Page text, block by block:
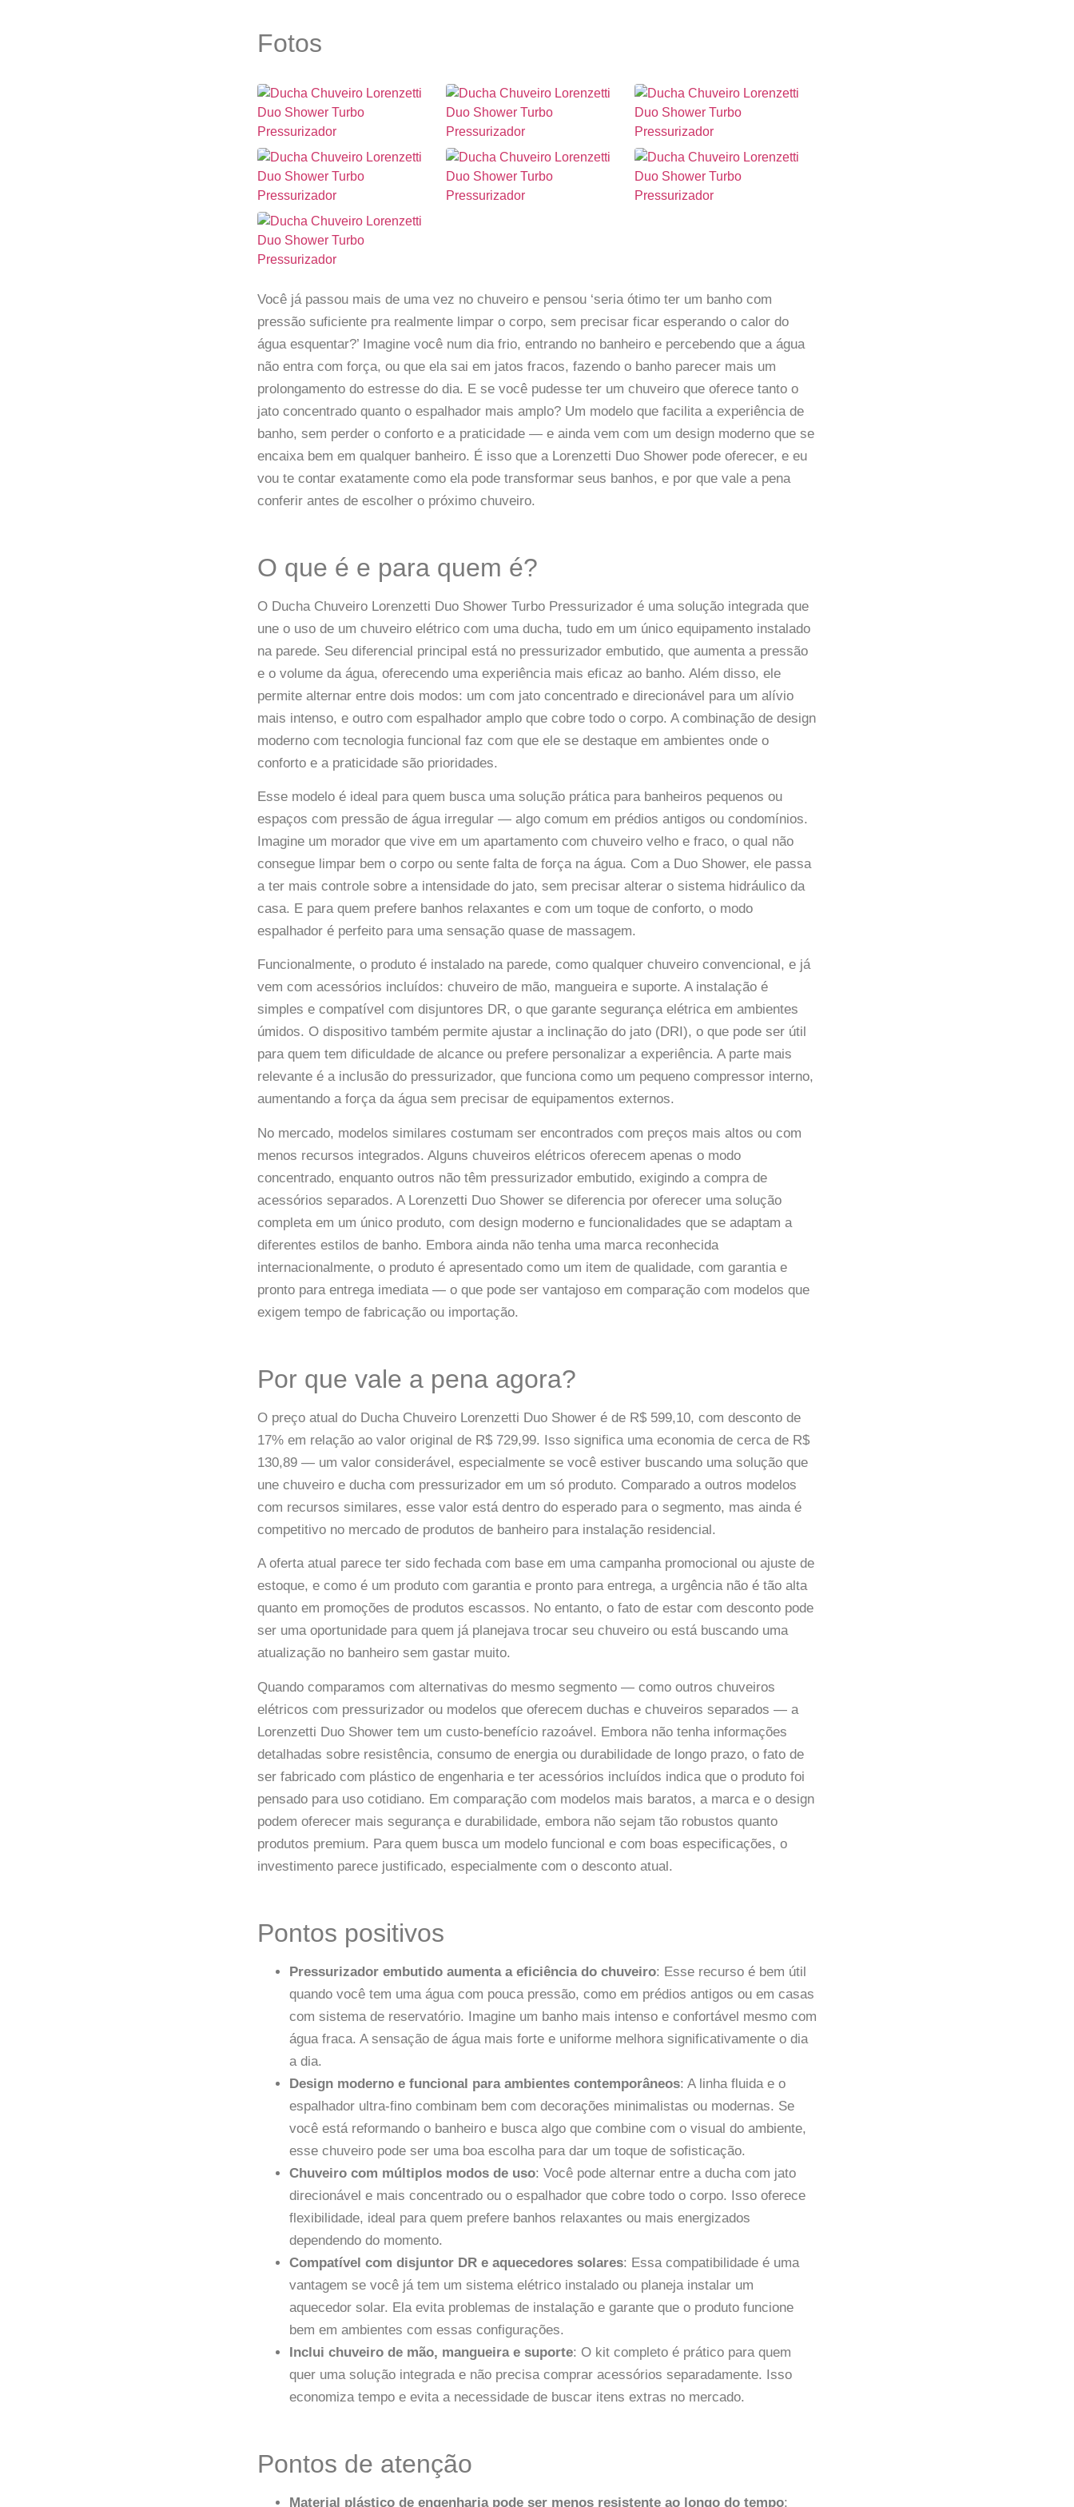
Fotos
Você já passou mais de uma vez no chuveiro e pensou ‘seria ótimo ter um banho com
pressão suficiente pra realmente limpar o corpo, sem precisar ficar esperando o calor do
água esquentar?’ Imagine você num dia frio, entrando no banheiro e percebendo que a água
não entra com força, ou que ela sai em jatos fracos, fazendo o banho parecer mais um
prolongamento do estresse do dia. E se você pudesse ter um chuveiro que oferece tanto o
jato concentrado quanto o espalhador mais amplo? Um modelo que facilita a experiência de
banho, sem perder o conforto e a praticidade — e ainda vem com um design moderno que se
encaixa bem em qualquer banheiro. É isso que a Lorenzetti Duo Shower pode oferecer, e eu
vou te contar exatamente como ela pode transformar seus banhos, e por que vale a pena
conferir antes de escolher o próximo chuveiro.
O que é e para quem é?
O Ducha Chuveiro Lorenzetti Duo Shower Turbo Pressurizador é uma solução integrada que
une o uso de um chuveiro elétrico com uma ducha, tudo em um único equipamento instalado
na parede. Seu diferencial principal está no pressurizador embutido, que aumenta a pressão
e o volume da água, oferecendo uma experiência mais eficaz ao banho. Além disso, ele
permite alternar entre dois modos: um com jato concentrado e direcionável para um alívio
mais intenso, e outro com espalhador amplo que cobre todo o corpo. A combinação de design
moderno com tecnologia funcional faz com que ele se destaque em ambientes onde o
conforto e a praticidade são prioridades.
Esse modelo é ideal para quem busca uma solução prática para banheiros pequenos ou
espaços com pressão de água irregular — algo comum em prédios antigos ou condomínios.
Imagine um morador que vive em um apartamento com chuveiro velho e fraco, o qual não
consegue limpar bem o corpo ou sente falta de força na água. Com a Duo Shower, ele passa
a ter mais controle sobre a intensidade do jato, sem precisar alterar o sistema hidráulico da
casa. E para quem prefere banhos relaxantes e com um toque de conforto, o modo
espalhador é perfeito para uma sensação quase de massagem.
Funcionalmente, o produto é instalado na parede, como qualquer chuveiro convencional, e já
vem com acessórios incluídos: chuveiro de mão, mangueira e suporte. A instalação é
simples e compatível com disjuntores DR, o que garante segurança elétrica em ambientes
úmidos. O dispositivo também permite ajustar a inclinação do jato (DRI), o que pode ser útil
para quem tem dificuldade de alcance ou prefere personalizar a experiência. A parte mais
relevante é a inclusão do pressurizador, que funciona como um pequeno compressor interno,
aumentando a força da água sem precisar de equipamentos externos.
No mercado, modelos similares costumam ser encontrados com preços mais altos ou com
menos recursos integrados. Alguns chuveiros elétricos oferecem apenas o modo
concentrado, enquanto outros não têm pressurizador embutido, exigindo a compra de
acessórios separados. A Lorenzetti Duo Shower se diferencia por oferecer uma solução
completa em um único produto, com design moderno e funcionalidades que se adaptam a
diferentes estilos de banho. Embora ainda não tenha uma marca reconhecida
internacionalmente, o produto é apresentado como um item de qualidade, com garantia e
pronto para entrega imediata — o que pode ser vantajoso em comparação com modelos que
exigem tempo de fabricação ou importação.
Por que vale a pena agora?
O preço atual do Ducha Chuveiro Lorenzetti Duo Shower é de R$ 599,10, com desconto de
17% em relação ao valor original de R$ 729,99. Isso significa uma economia de cerca de R$
130,89 — um valor considerável, especialmente se você estiver buscando uma solução que
une chuveiro e ducha com pressurizador em um só produto. Comparado a outros modelos
com recursos similares, esse valor está dentro do esperado para o segmento, mas ainda é
competitivo no mercado de produtos de banheiro para instalação residencial.
A oferta atual parece ter sido fechada com base em uma campanha promocional ou ajuste de
estoque, e como é um produto com garantia e pronto para entrega, a urgência não é tão alta
quanto em promoções de produtos escassos. No entanto, o fato de estar com desconto pode
ser uma oportunidade para quem já planejava trocar seu chuveiro ou está buscando uma
atualização no banheiro sem gastar muito.
Quando comparamos com alternativas do mesmo segmento — como outros chuveiros
elétricos com pressurizador ou modelos que oferecem duchas e chuveiros separados — a
Lorenzetti Duo Shower tem um custo-benefício razoável. Embora não tenha informações
detalhadas sobre resistência, consumo de energia ou durabilidade de longo prazo, o fato de
ser fabricado com plástico de engenharia e ter acessórios incluídos indica que o produto foi
pensado para uso cotidiano. Em comparação com modelos mais baratos, a marca e o design
podem oferecer mais segurança e durabilidade, embora não sejam tão robustos quanto
produtos premium. Para quem busca um modelo funcional e com boas especificações, o
investimento parece justificado, especialmente com o desconto atual.
Pontos positivos
Pressurizador embutido aumenta a eficiência do chuveiro: Esse recurso é bem útil
quando você tem uma água com pouca pressão, como em prédios antigos ou em casas
com sistema de reservatório. Imagine um banho mais intenso e confortável mesmo com
água fraca. A sensação de água mais forte e uniforme melhora significativamente o dia
a dia.
Design moderno e funcional para ambientes contemporâneos: A linha fluida e o
espalhador ultra-fino combinam bem com decorações minimalistas ou modernas. Se
você está reformando o banheiro e busca algo que combine com o visual do ambiente,
esse chuveiro pode ser uma boa escolha para dar um toque de sofisticação.
Chuveiro com múltiplos modos de uso: Você pode alternar entre a ducha com jato
direcionável e mais concentrado ou o espalhador que cobre todo o corpo. Isso oferece
flexibilidade, ideal para quem prefere banhos relaxantes ou mais energizados
dependendo do momento.
Compatível com disjuntor DR e aquecedores solares: Essa compatibilidade é uma
vantagem se você já tem um sistema elétrico instalado ou planeja instalar um
aquecedor solar. Ela evita problemas de instalação e garante que o produto funcione
bem em ambientes com essas configurações.
Inclui chuveiro de mão, mangueira e suporte: O kit completo é prático para quem
quer uma solução integrada e não precisa comprar acessórios separadamente. Isso
economiza tempo e evita a necessidade de buscar itens extras no mercado.
Pontos de atenção
Material plástico de engenharia pode ser menos resistente ao longo do tempo: